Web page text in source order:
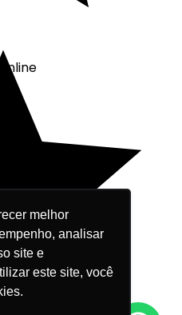
melhor
analisar
site e
este site, você